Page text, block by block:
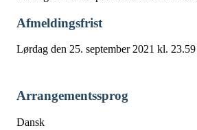
Afmeldingsfrist
Lørdag den 25. september 2021 kl. 23.59
Arrangementssprog
Dansk